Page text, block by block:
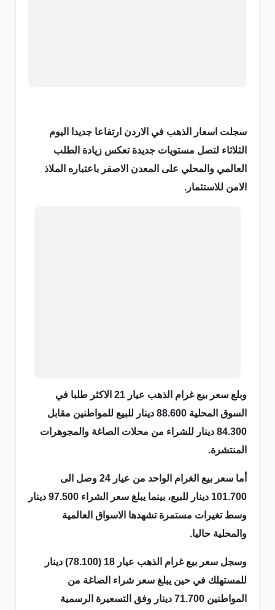
سجلت اسعار الذهب في الاردن ارتفاعا جديدا اليوم
الثلاثاء لتصل مستويات جديدة تعكس زيادة الطلب
العالمي والمحلي على المعدن الاصفر باعتباره الملاذ
الامن للاستثمار.
وبلع سعر بيع غرام الذهب عيار 21 الاكثر طلبا في
السوق المحلية 88.600 دينار للبيع للمواطنين مقابل
84.300 دينار للشراء من محلات الصاغة والمجوهرات
المنتشرة.
أما سعر بيع الغرام الواحد من عيار 24 وصل الى
101.700 دينار للبيع، بينما يبلغ سعر الشراء 97.500 دينار
وسط تغيرات مستمرة تشهدها الاسواق العالمية
والمحلية حاليا.
وسجل سعر بيع غرام الذهب عيار 18 (78.100) دينار
للمستهلك في حين يبلغ سعر شراء الصاغة من
المواطنين 71.700 دينار وفق التسعيرة الرسمية